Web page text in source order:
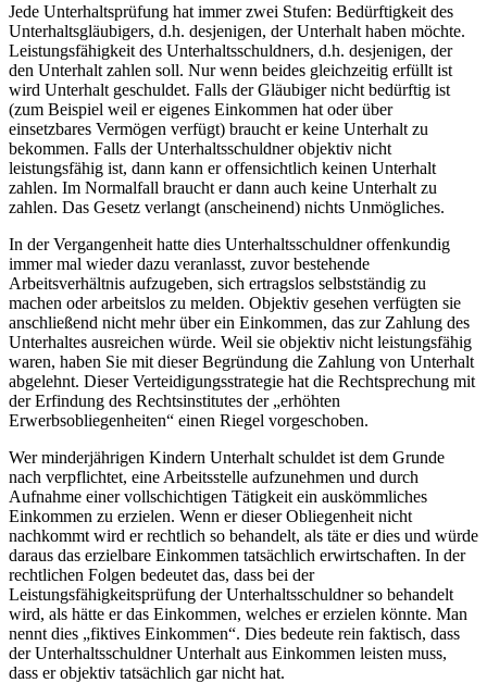
Jede Unterhaltsprüfung hat immer zwei Stufen: Bedürftigkeit des
Unterhaltsgläubigers, d.h. desjenigen, der Unterhalt haben möchte.
Leistungsfähigkeit des Unterhaltsschuldners, d.h. desjenigen, der
den Unterhalt zahlen soll. Nur wenn beides gleichzeitig erfüllt ist
wird Unterhalt geschuldet. Falls der Gläubiger nicht bedürftig ist
(zum Beispiel weil er eigenes Einkommen hat oder über
einsetzbares Vermögen verfügt) braucht er keine Unterhalt zu
bekommen. Falls der Unterhaltsschuldner objektiv nicht
leistungsfähig ist, dann kann er offensichtlich keinen Unterhalt
zahlen. Im Normalfall braucht er dann auch keine Unterhalt zu
zahlen. Das Gesetz verlangt (anscheinend) nichts Unmögliches.
In der Vergangenheit hatte dies Unterhaltsschuldner offenkundig
immer mal wieder dazu veranlasst, zuvor bestehende
Arbeitsverhältnis aufzugeben, sich ertragslos selbstständig zu
machen oder arbeitslos zu melden. Objektiv gesehen verfügten sie
anschließend nicht mehr über ein Einkommen, das zur Zahlung des
Unterhaltes ausreichen würde. Weil sie objektiv nicht leistungsfähig
waren, haben Sie mit dieser Begründung die Zahlung von Unterhalt
abgelehnt. Dieser Verteidigungsstrategie hat die Rechtsprechung mit
der Erfindung des Rechtsinstitutes der „erhöhten
Erwerbsobliegenheiten“ einen Riegel vorgeschoben.
Wer minderjährigen Kindern Unterhalt schuldet ist dem Grunde
nach verpflichtet, eine Arbeitsstelle aufzunehmen und durch
Aufnahme einer vollschichtigen Tätigkeit ein auskömmliches
Einkommen zu erzielen. Wenn er dieser Obliegenheit nicht
nachkommt wird er rechtlich so behandelt, als täte er dies und würde
daraus das erzielbare Einkommen tatsächlich erwirtschaften. In der
rechtlichen Folgen bedeutet das, dass bei der
Leistungsfähigkeitsprüfung der Unterhaltsschuldner so behandelt
wird, als hätte er das Einkommen, welches er erzielen könnte. Man
nennt dies „fiktives Einkommen“. Dies bedeute rein faktisch, dass
der Unterhaltsschuldner Unterhalt aus Einkommen leisten muss,
dass er objektiv tatsächlich gar nicht hat.